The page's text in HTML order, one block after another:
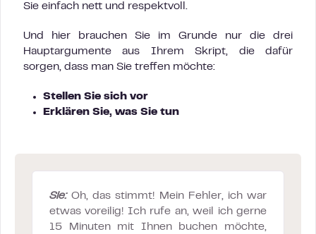
Sie einfach nett und respektvoll.
Und hier brauchen Sie im Grunde nur die drei
Hauptargumente aus Ihrem Skript, die dafür
sorgen, dass man Sie treffen möchte:
Stellen Sie sich vor
Erklären Sie, was Sie tun
Sie:Oh, das stimmt! Mein Fehler, ich war
etwas voreilig! Ich rufe an, weil ich gerne
15 Minuten mit Ihnen buchen möchte,